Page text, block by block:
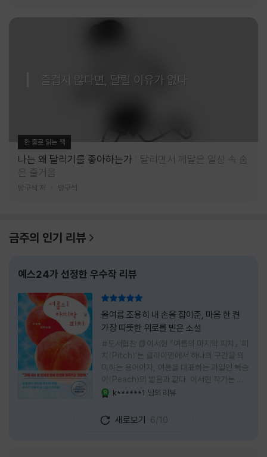
즐겁지 않다면, 달릴 이유가 없다
한 줄로 읽는 책
나는 왜 달리기를 좋아하는가
달리면서 깨달은 일상 속 숨
은 즐거움
방구석 저 방구석
금주의 인기 리뷰
예스24가 선정한 우수작 리뷰
올여름 조용히 내 손을 잡아준, 마음 한 켠
가장 따뜻한 위로를 받은 소설
#도서협찬 📗이서현 『여름의 마지막 피치』 '피
치(Pitch)'는 클라이밍에서 하나의 구간을 의
미하는 용어이자, 여름을 대표하는 과일인 복숭
아(Peach)의 발음과 같다. 이서현 작가는 이
중의적인 제목 안에 소설이 전하고 싶은 메시지
럼 가장 달콤하고 찬란한 계절인 여름. 하지만
그 여름도 끝이 있다. 그리고 클라이밍의 피치
k******1 님의 리뷰
새로보기 6/10